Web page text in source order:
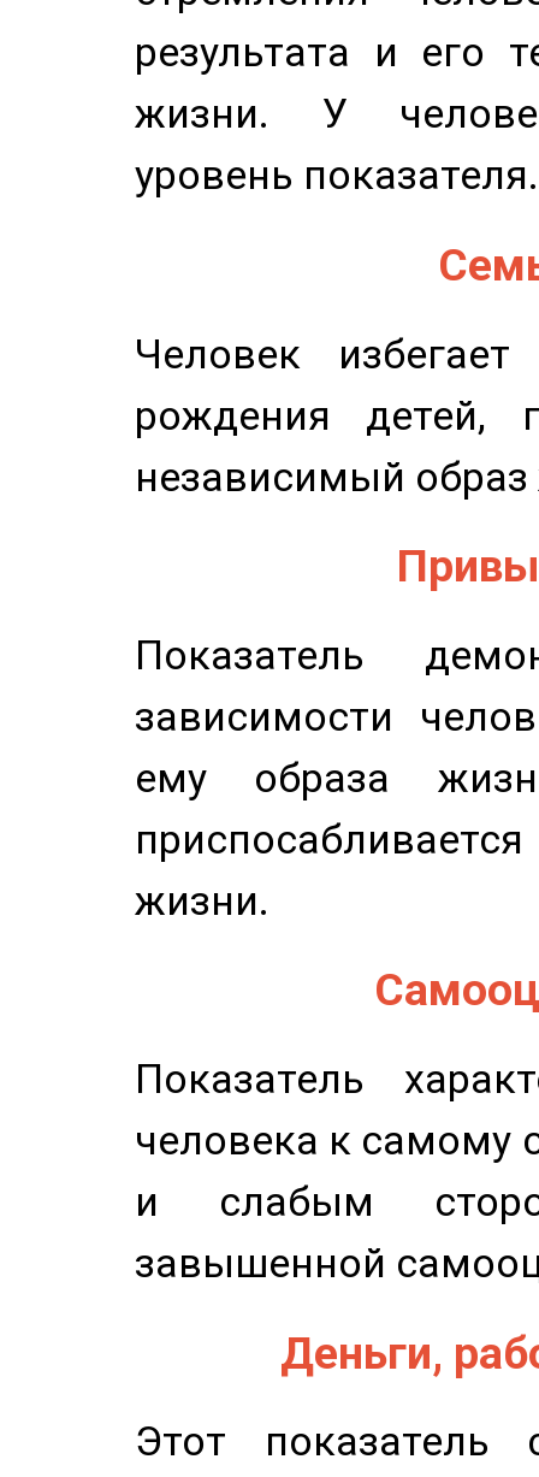
результата и его
жизни. У
уровень показателя.
Человек
рождения детей,
независимый
Показатель
зависимости
ему образа
жизни.
Показатель
человека к самому
и слабым
завышенной
Деньги,
Этот показатель